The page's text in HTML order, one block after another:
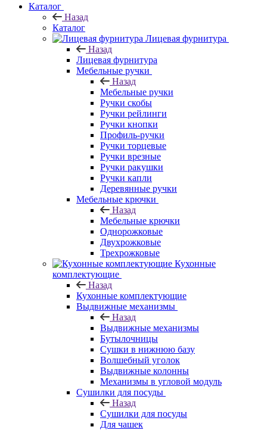
Каталог
Назад
Каталог
Лицевая фурнитура
Назад
Лицевая фурнитура
Мебельные ручки
Назад
Мебельные ручки
Ручки скобы
Ручки рейлинги
Ручки кнопки
Профиль-ручки
Ручки торцевые
Ручки врезные
Ручки ракушки
Ручки капли
Деревянные ручки
Мебельные крючки
Назад
Мебельные крючки
Однорожковые
Двухрожковые
Трехрожковые
Кухонные
комплектующие
Назад
Кухонные комплектующие
Выдвижные механизмы
Назад
Выдвижные механизмы
Бутылочницы
Сушки в нижнюю базу
Волшебный уголок
Выдвижные колонны
Механизмы в угловой модуль
Сушилки для посуды
Назад
Сушилки для посуды
Для чашек